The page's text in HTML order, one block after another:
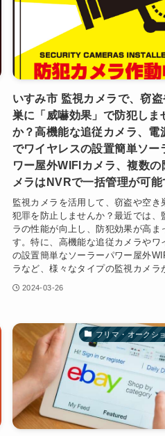
いすみ市 監視カメラで、窃盗
巣に「威嚇効果」で防犯しま
か？高機能な追従カメラ、電
でワイヤレスの設置簡単ソー
ワー屋外WIFIカメラ、複数の
メラはNVRで一括管理が可能
監視カメラを活用して、窃盗や空き
犯罪を防止しませんか？最近では、
ラの性能が向上し、防犯効果が高ま
す。特に、高機能な追従カメラやワ
の設置簡単なソーラーパワー屋外
ラなど、様々なタイプの監視カメラ
2024-03-26
フリマ・オークシ